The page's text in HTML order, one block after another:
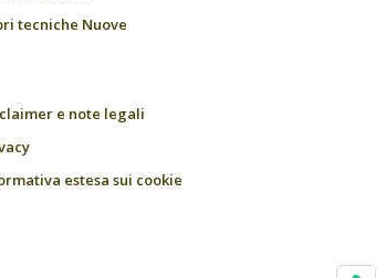
tecniche Nuove
e note legali
estesa sui cookie